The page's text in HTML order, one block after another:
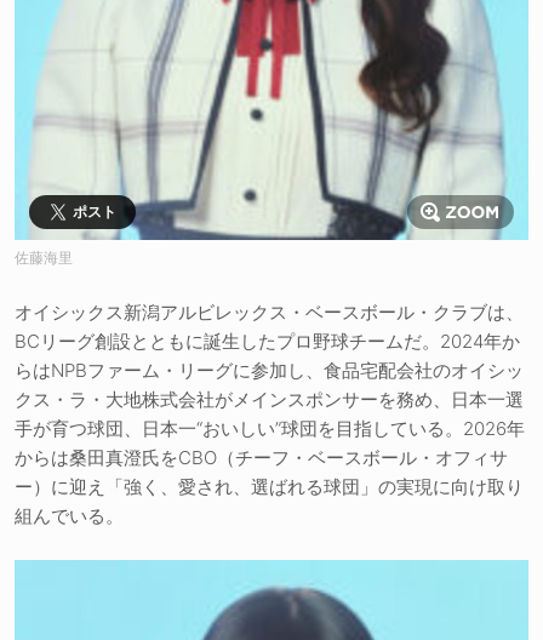
ポスト
佐藤海里
オイシックス新潟アルビレックス・ベースボール・クラブは、
BCリーグ創設とともに誕生したプロ野球チームだ。2024年か
らはNPBファーム・リーグに参加し、食品宅配会社のオイシッ
クス・ラ・大地株式会社がメインスポンサーを務め、日本一選
手が育つ球団、日本一“おいしい”球団を目指している。2026年
からは桑田真澄氏をCBO（チーフ・ベースボール・オフィサ
ー）に迎え「強く、愛され、選ばれる球団」の実現に向け取り
組んでいる。